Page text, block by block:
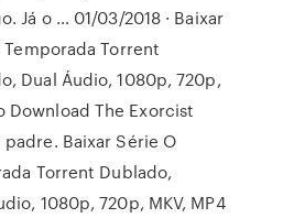
Já o … 01/03/2018 · Baixar
Temporada Torrent
Dual Áudio, 1080p, 720p,
Download The Exorcist
Baixar Série O
Torrent Dublado,
1080p, 720p, MKV, MP4